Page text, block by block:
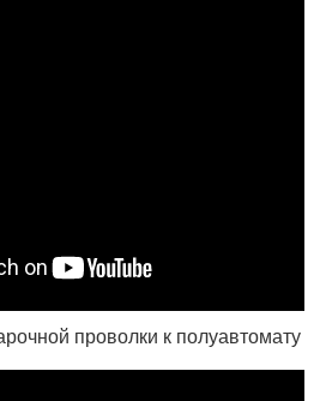
проволки к полуавтомату